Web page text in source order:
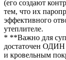
(его создают
тем, что их
эффективного
утеплителе.
* **Важно для
достаточен ОДИН
и кровельным